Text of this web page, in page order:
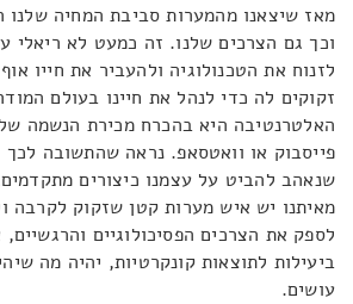
מאז שיצאנו מהמערות סביבת המחיה
וכך גם הצרכים שלנו. זה כמעט לא ריאלי
לזנוח את הטכנולוגיה ולהעביר את חייו
זקוקים לה כדי לנהל את חיינו בעולם
האלטרנטיבה היא בהכרח מכירת הנשמה
פייסבוק או וואטסאפ. נראה שהתשובה
שנאהב להביט על עצמנו כיצורים
מאיתנו יש איש מערות קטן שזקוק לקרבה
לספק את הצרכים הפסיכולוגיים
ביעילות לתוצאות קונקרטיות, יהיה מה
עושים.